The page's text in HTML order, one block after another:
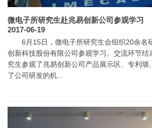
微电子所研究生赴兆易创新公司参观学习
2017-06-19
6月15日，微电子所研究生会组织20余名
创新科技股份有限公司参观学习。交流环节结
究生参观了兆易创新公司产品展示区、专利墙
了公司研发的机...